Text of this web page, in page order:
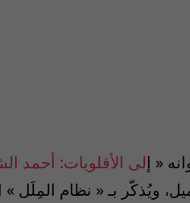
« إلى الأقلويات: أحمد
ويُذكّر بـ« نظام المِلَل »